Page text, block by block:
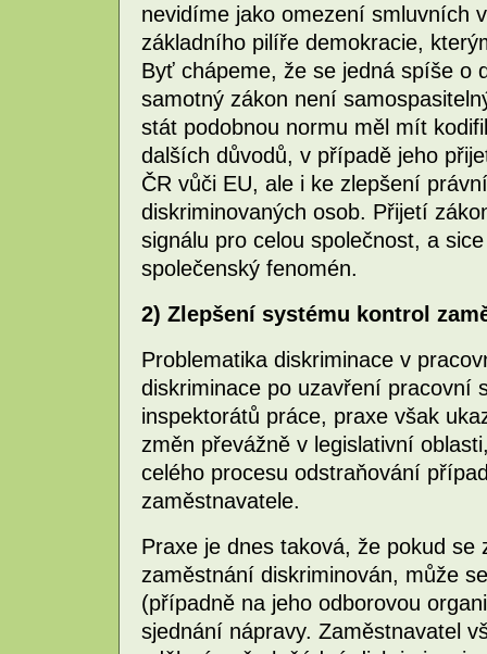
nevidíme jako omezení smluvních
základního pilíře demokracie,
Byť chápeme, že se jedná spíše o
samotný zákon není
stát podobnou normu měl mít
dalších důvodů, v případě jeho
ČR vůči EU, ale i ke zlepšení
diskriminovaných osob. Přijetí
signálu pro celou společnost, a
společenský fenomén.
2) Zlepšení systému kontrol
Problematika diskriminace v
diskriminace po uzavření pracovní
inspektorátů práce, praxe však
změn převážně v legislativní
celého procesu odstraňování
zaměstnavatele.
Praxe je dnes taková, že pokud
zaměstnání diskriminován, může
(případně na jeho odborovou
sjednání nápravy. Zaměstnavatel